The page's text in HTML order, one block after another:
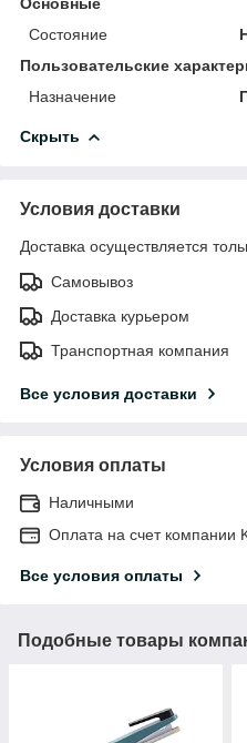
Состояние
Пользовательские
Назначение
Скрыть
Условия доставки
Доставка осуществляется
Самовывоз
Доставка курьером
Транспортная компания
Все условия доставки
Условия оплаты
Наличными
Оплата на счет компании
Все условия оплаты
Подобные товары